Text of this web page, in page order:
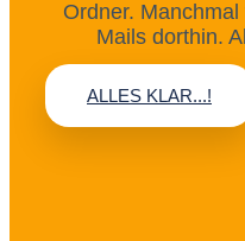
Ordner.
Mails dorthin.
ALLES KLAR...!